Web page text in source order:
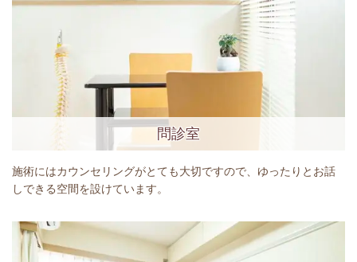
問診室
施術にはカウンセリングがとても大切ですので、ゆったりとお話
しできる空間を設けています。